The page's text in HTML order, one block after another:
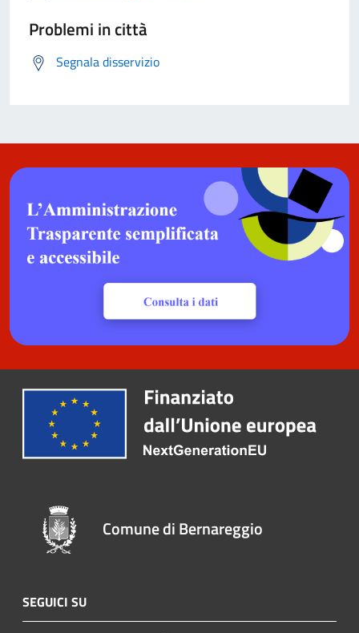
Problemi in città
Segnala disservizio
Comune di Bernareggio
SEGUICI SU